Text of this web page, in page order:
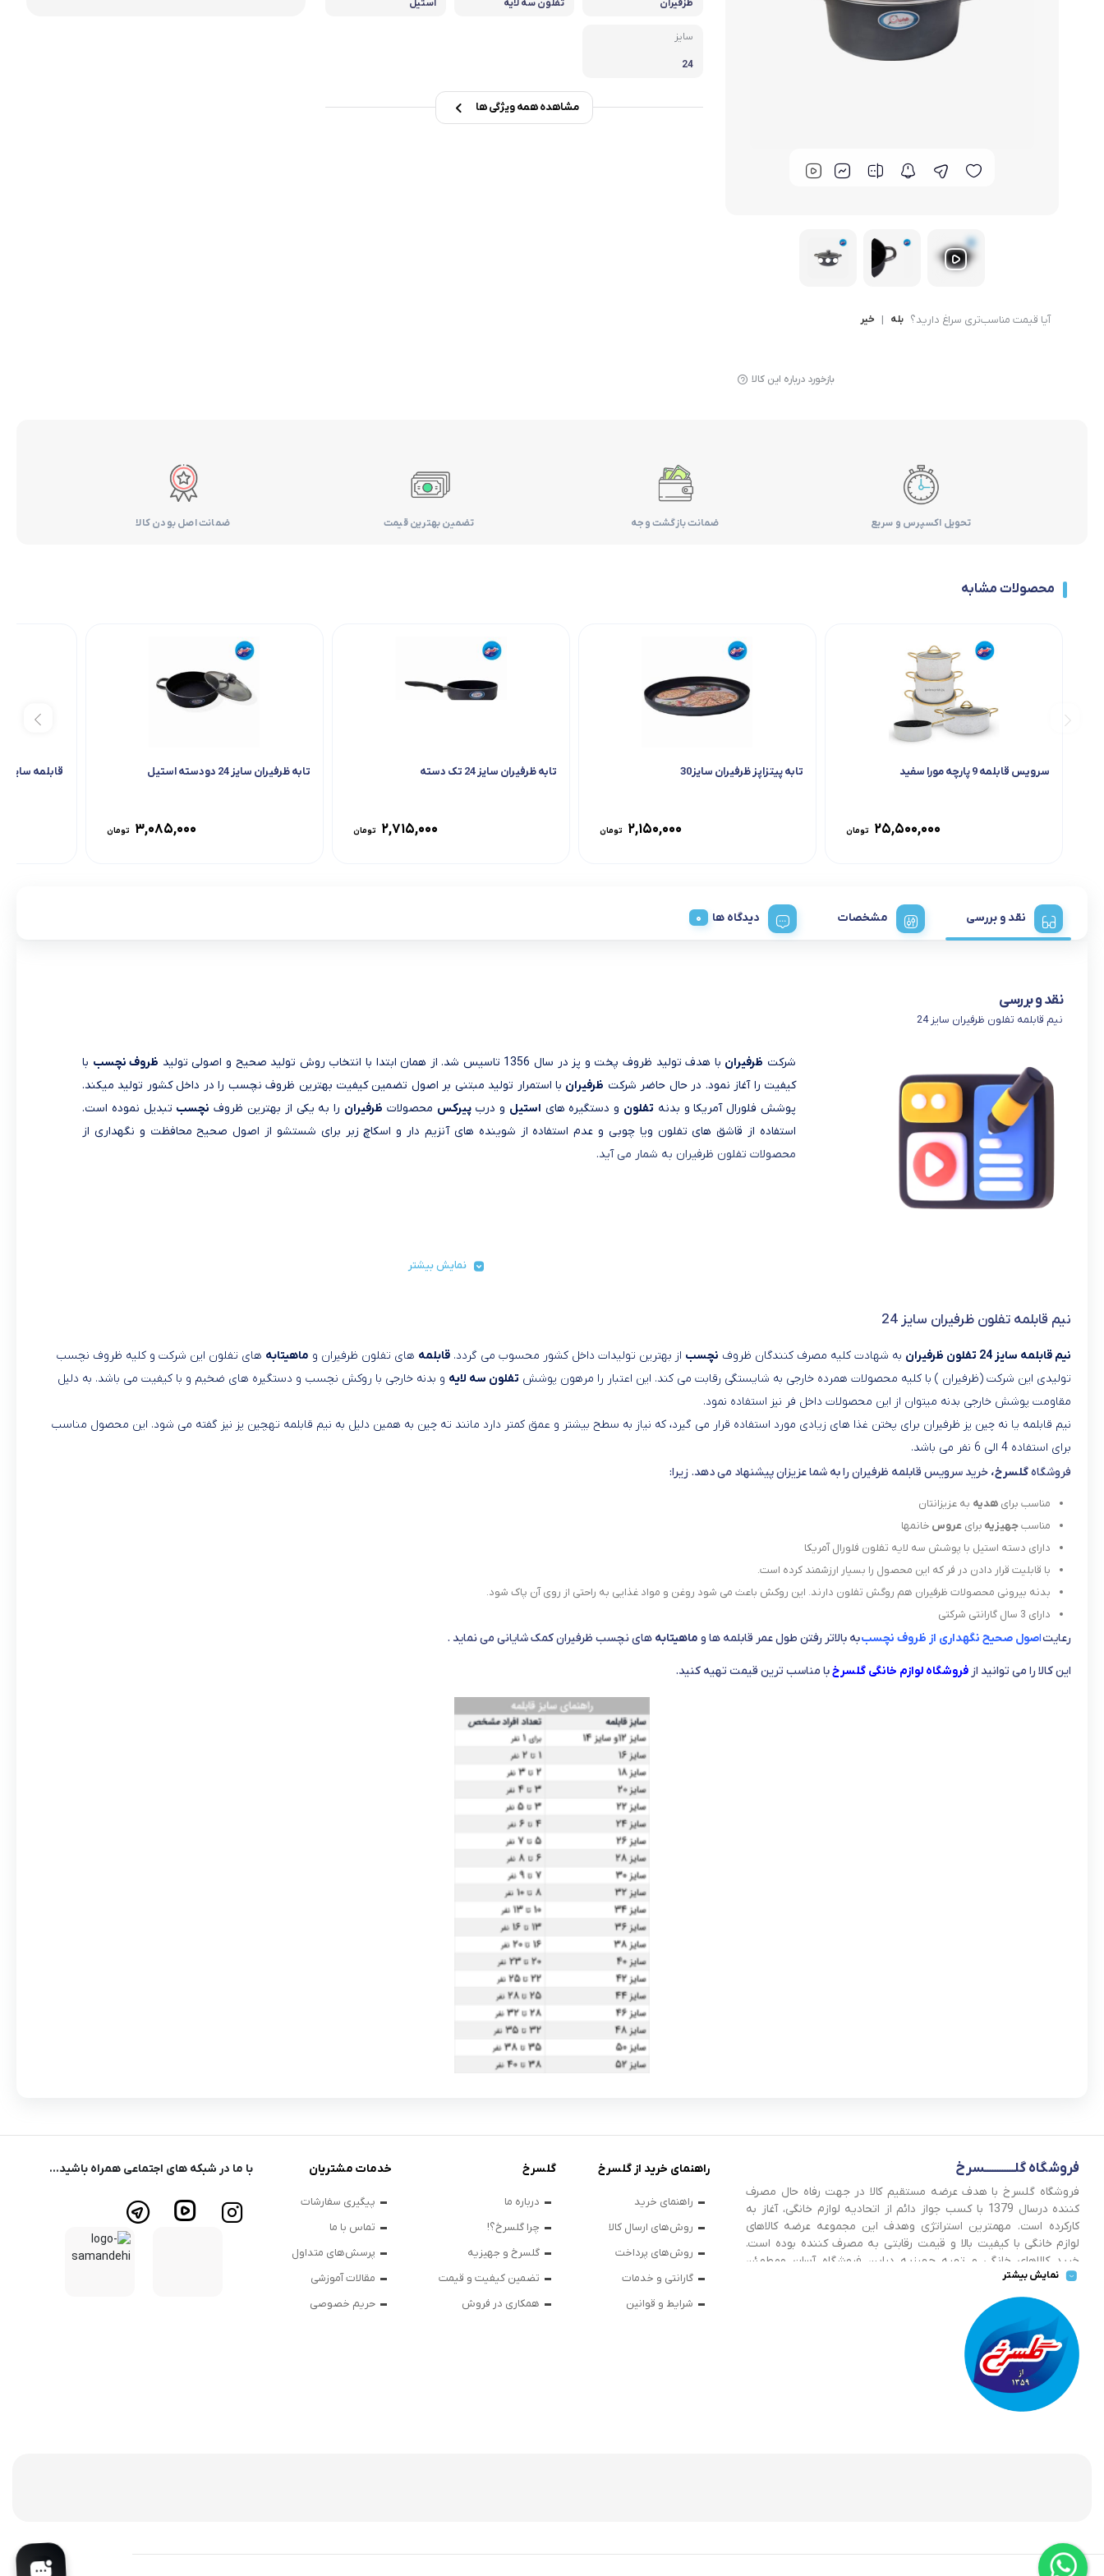
ماشین آشپزخانه
لوازم خانگی مکمل سبد آشپزخانه
ترازوی آشپزخانه و شخصی
تابه پیتزاپز
آیا قیمت مناسب‌تری سراغ دارید؟ بله | خیر
بازخورد درباره این کالا
ظزفیران تفلون سه لایه استیل
سایز
24
مشاهده همه ویژگی ها
تحویل اکسپرس و سریع ضمانت بازگشت وجه تضمین بهترین قیمت ضمانت اصل بودن کالا
محصولات مشابه
سرویس قابلمه 9 پارچه مورا سفید
۲۵,۵۰۰,۰۰۰ تومان
تابه پیتزاپز ظرفیران سایز30
۲,۱۵۰,۰۰۰ تومان
تابه ظرفیران سایز 24 تک دسته
۲,۷۱۵,۰۰۰ تومان
تابه ظرفیران سایز 24 دودسته استیل
۳,۰۸۵,۰۰۰ تومان
قابلمه سایز 22 ظرفیران دسته استیل
نقد و بررسی مشخصات دیدگاه ها
نقد و بررسی
نیم قابلمه تفلون ظرفیران سایز 24
شرکت ظرفیران با هدف تولید ظروف پخت و پز در سال 1356 تاسیس شد. از همان ابتدا با انتخاب روش تولید صحیح و اصولی تولید ظروف نچسب با
کیفیت را آغاز نمود. در حال حاضر شرکت ظرفیران با استمرار تولید مبتنی بر اصول تضمین کیفیت بهترین ظروف نچسب را در داخل کشور تولید میکند.
پوشش فلورال آمریکا و بدنه تفلون و دستگیره های استیل و دربپیرکس محصولات ظرفیران را به یکی از بهترین ظروف نچسب تبدیل نموده است.
استفاده از قاشق های تفلون ویا چوبی و عدم استفاده از شوینده های آنزیم دار و اسکاچ زبر برای شستشو از اصول صحیح محافظت و نگهداری از
محصولات تفلون ظرفیران به شمار می آید.
نمایش بیشتر
نیم قابلمه تفلون ظرفیران سایز 24
نیم قابلمه سایز 24 تفلون ظرفیران به شهادت کلیه مصرف کنندگان ظروف نچسب از بهترین تولیدات داخل کشور محسوب می گردد. قابلمه های تفلون ظرفیران و ماهیتابه های تفلون این شرکت و کلیه ظروف نچسب
تولیدی این شرکت (ظرفیران ) با کلیه محصولات همرده خارجی به شایستگی رقابت می کند. این اعتبار را مرهون پوشش تفلون سه لایه و بدنه خارجی با روکش نچسب و دستگیره های ضخیم و با کیفیت می باشد. به دلیل
مقاومت پوشش خارجی بدنه میتوان از این محصولات داخل فر نیز استفاده نمود.
نیم قابلمه یا نه چین پز ظرفیران برای پختن غذا های زیادی مورد استفاده قرار می گیرد، که نیاز به سطح بیشتر و عمق کمتر دارد مانند ته چین به همین دلیل به نیم قابلمه تهچین پز نیز گفته می شود. این محصول مناسب
برای استفاده 4 الی 6 نفر می باشد.
فروشگاهگلسرخ، خرید سرویس قابلمه ظرفیران را به شما عزیزان پیشنهاد می دهد. زیرا:
مناسب برای هدیه به عزیزانتان
مناسبجهیزیه برای عروس خانمها
دارای دسته استیل با پوشش سه لایه تفلون فلورال آمریکا
با قابلیت قرار دادن در فر که این محصول را بسیار ارزشمند کرده است.
بدنه بیرونی محصولات ظرفیران هم روگش تفلون دارند. این روکش باعث می شود روغن و مواد غذایی به راحتی از روی آن پاک شود.
دارای 3 سال گارانتی شرکتی
رعایتاصول صحیح نگهداری از ظروف نچسببه بالاتر رفتن طول عمر قابلمه ها و ماهیتابه های نچسب ظرفیران کمک شایانی می نماید .
این کالا را می توانید از فروشگاه لوازم خانگی گلسرخبا مناسب ترین قیمت تهیه کنید.
فروشگاه گلــــــــــــسرخ
فروشگاه گلسرخ با هدف عرضه مستقیم کالا در جهت رفاه حال مصرف
کننده درسال 1379 با کسب جواز دائم از اتحادیه لوازم خانگی، آغاز به
کارکرده است. مهمترین استراتژی وهدف این مجموعه عرضه کالاهای
لوازم خانگی با کیفیت بالا و قیمت رقابتی به مصرف کننده بوده است.
خرید کالاهای خانگی و تهیه جهیزیه دراین فروشگاه آسان ومطمئن
صورت می پذیرد . گسترش کسب وکارهای اینترنتی ما را بر آن داشت تا
با ایجاد فروشگاه اینترنتی گلسرخ به خدمت رسانی گسترده تر و با
شرایط بهتر بپردازیم.
نمایش بیشتر
راهنمای خرید از گلسرخ
راهنمای خرید
روش‌های ارسال کالا
روش‌های پرداخت
گارانتی و خدمات
شرایط و قوانین
گلسرخ
درباره ما
چرا گلسرخ؟!
گلسرخ و جهیزیه
تضمین کیفیت و قیمت
همکاری در فروش
خدمات مشتریان
پیگیری سفارشات
تماس با ما
پرسش‌های متداول
مقالات آموزشی
حریم خصوصی
با ما در شبکه های اجتماعی همراه باشید...